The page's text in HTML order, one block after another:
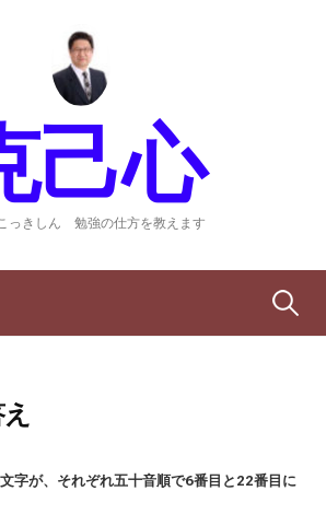
己心
っきしん 勉強の仕方を教えます
検
文字が、それぞれ五十音順で6番目と22番目に